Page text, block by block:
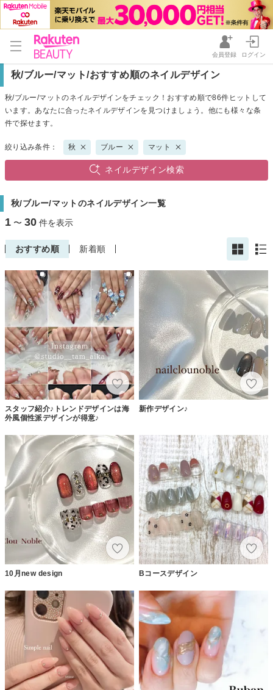
会員登録 ログイン
秋/ブルー/マット/おすすめ順のネイルデザイン
秋/ブルー/マットのネイルデザインをチェック！おすすめ順で86件ヒットして
います。あなたに合ったネイルデザインを見つけましょう。他にも様々な条
件で探せます。
絞り込み条件： 秋 ブルー マット
ネイルデザイン検索
秋/ブルー/マットのネイルデザイン一覧
1 〜 30 件を表示
おすすめ順 新着順
スタッフ紹介♪トレンドデザインは海
外風個性派デザインが得意♪
新作デザイン♪
10月new design Bコースデザイン